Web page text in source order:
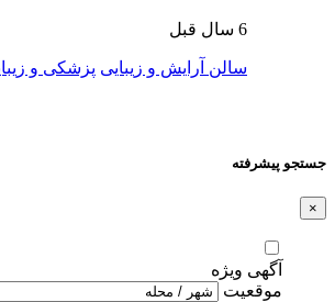
6 سال قبل
سالن آرایش و زیبایی پزشکی و
جستجو پیشرفته
×
آگهی ویژه
موقعیت